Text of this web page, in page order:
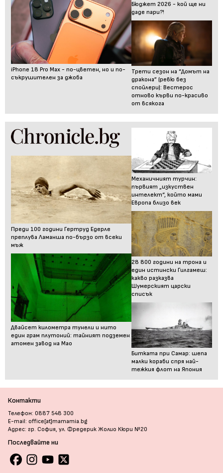
iPhone 18 Pro Max - по-цветен, но и по-
съкрушителен за джоба
Бюджет 2026 - кой ще ни
даде пари?!
Трети сезон на “Домът на
дракона” (ревю без
спойлери): Вестерос
отново кърви по-красиво
от всякога
Преди 100 години Гертруд Едерле
преплува Ламанша по-бързо от всеки
мъж
Двайсет километра тунели и нито
един грам плутоний: тайният подземен
атомен завод на Мао
Механичният турчин:
първият „изкуствен
интелект“, който мами
Европа близо век
28 800 години на трона и
един истински Гилгамеш:
какво разказва
Шумерският царски
списък
Битката при Самар: шепа
малки кораби спря най-
тежкия флот на Япония
Контакти
Телефон: 0887 548 300
E-mail: office[at]mamamia.bg
Адрес: гр. София, ул. Фредерик Жолио Кюри №20
Последвайте ни